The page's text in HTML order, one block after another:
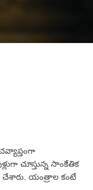
చూస్తున్న సాంకేతిక
యంత్రాల కంటే